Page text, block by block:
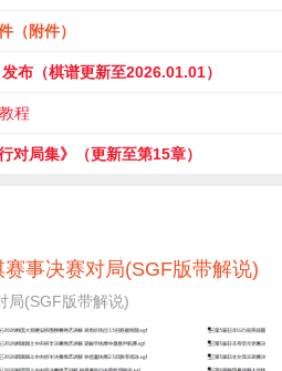
（附件）
布（棋谱更新至2026.01.01）
程
对局集》（更新至第15章）
事决赛对局(SGF版带解说)
局(SGF版带解说)